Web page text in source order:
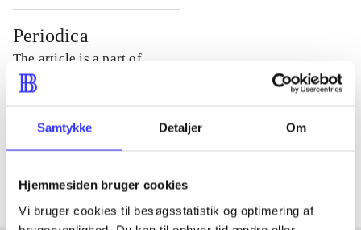
Samtykke Detaljer Om
Hjemmesiden bruger cookies
Vi bruger cookies til besøgsstatistik og optimering af
Periodica
The article is a part of
Tidsskrift
The articles in are frequently about